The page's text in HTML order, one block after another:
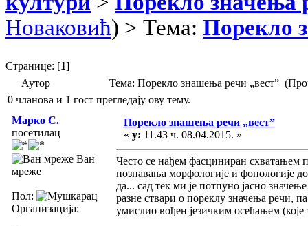
Новаковић) > Тема: Порекло
Странице: [1]
Аутор
Тема: Порекло знашења речи „вест”
0 чланова и 1 гост прегледају ову тему.
Марко С.
посетилац
Ван
мреже
Пол:
Организација:
Порекло знашења речи „вест”
« у: 11.43 ч. 08.04.2015. »
Често се нађем фасциниран схватањем
познавања морфологије и фонологије
да... сад тек ми је потпуно јасно
разне ствари о пореклу значења речи,
умислио вођен језичким осећањем (које